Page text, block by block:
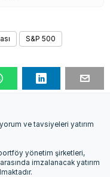
S&P 500
ve tavsiyeleri yatırım
portföy yönetim şirketleri,
imzalanacak yatırım